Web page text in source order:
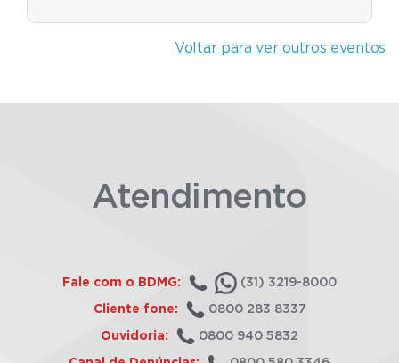
Voltar para ver outros eventos
Atendimento
Fale com o BDMG: (31) 3219-8000
Cliente fone: 0800 283 8337
Ouvidoria: 0800 940 5832